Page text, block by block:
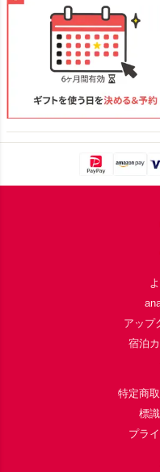
アップ
宿泊
特定商
標
プラ